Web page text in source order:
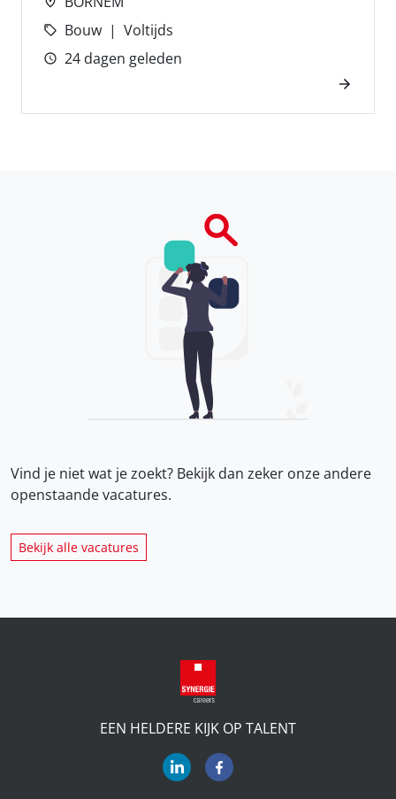
Bouw
Voltijds
24 dagen geleden
Vind je niet wat je zoekt? Bekijk dan zeker onzeandere
openstaande vacatures.
Bekijk alle vacatures
EEN HELDERE KIJK OP TALENT